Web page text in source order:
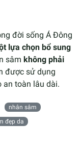
đời sống Á Đông
lựa chọn bổ sung
sâm không phải
được sử dụng
an toàn lâu dài.
nhân sâm
đẹp da